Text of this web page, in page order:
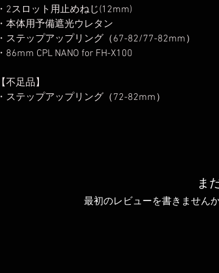
・2スロット用止めねじ(12mm)
・本体用予備遮光ウレタン
・ステップアップリング（67-82/77-82mm）
・86mm CPL NANO for FH-X100
【不足品】
・ステップアップリング（72-82mm）
ま
最初のレビューを書きません